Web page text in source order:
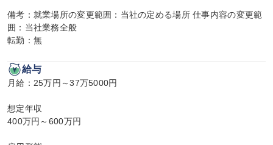
備考：就業場所の変更範囲：当社の定める場所 仕事内容の変更範
囲：当社業務全般
転勤：無
給与
月給：25万円～37万5000円
想定年収
400万円～600万円